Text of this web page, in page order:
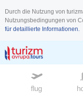
Durch die Nutzung von
Nutzungsbedingungen von
für detaillierte Informationen.
flug